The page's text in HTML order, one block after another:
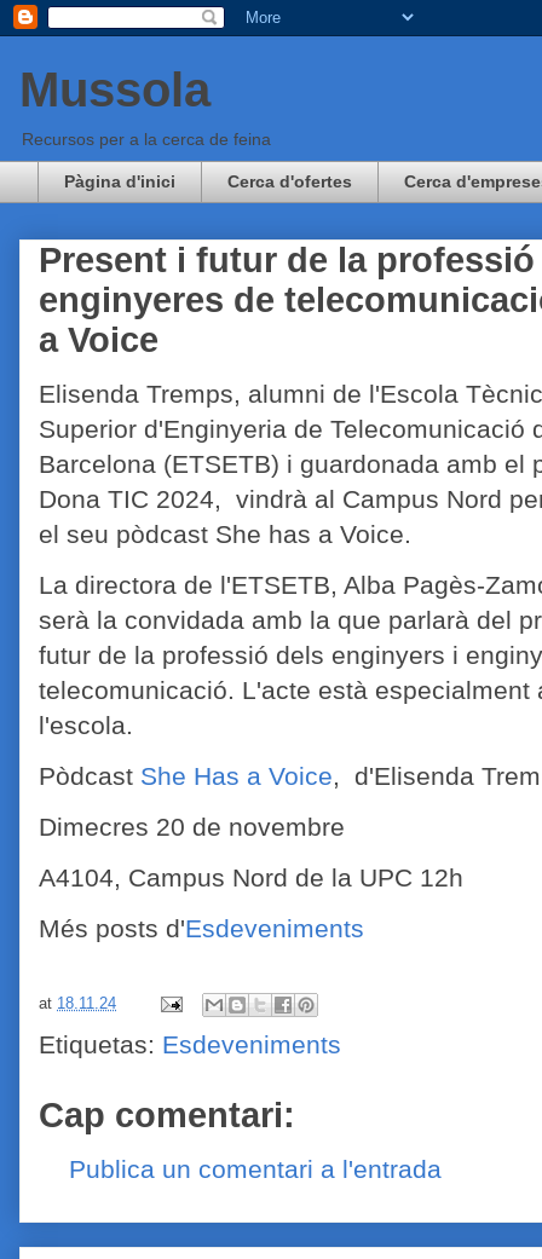
Mussola
Recursos per a la cerca de feina
Pàgina d'inici Cerca d'ofertes Cerca
Present i futur de la
enginyeres de
a Voice
Elisenda Tremps, alumni de l'Escola
Superior d'Enginyeria de Telecomunicació
Barcelona (ETSETB) i guardonada amb el
Dona TIC 2024, vindrà al Campus Nord
el seu pòdcast She has a Voice.
La directora de l'ETSETB, Alba Pagès-
serà la convidada amb la que parlarà del
futur de la professió dels enginyers i
telecomunicació. L'acte està especialment
l'escola.
Pòdcast She Has a Voice, d'Elisenda
Dimecres 20 de novembre
A4104, Campus Nord de la UPC 12h
Més posts d'Esdeveniments
at 18.11.24
Etiquetas: Esdeveniments
Cap comentari:
Publica un comentari a l'entrada